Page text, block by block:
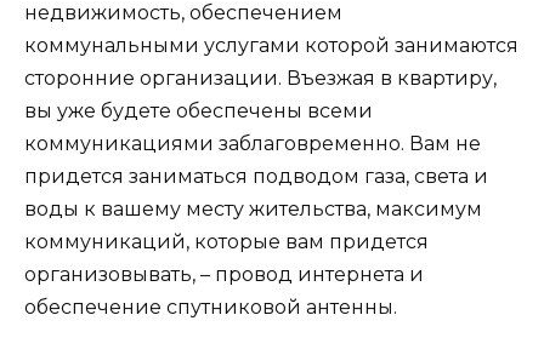
недвижимость, обеспечением
коммунальными услугами которой занимаются
сторонние организации. Въезжая в квартиру,
вы уже будете обеспечены всеми
коммуникациями заблаговременно. Вам не
придется заниматься подводом газа, света и
воды к вашему месту жительства, максимум
коммуникаций, которые вам придется
организовывать, – провод интернета и
обеспечение спутниковой антенны.